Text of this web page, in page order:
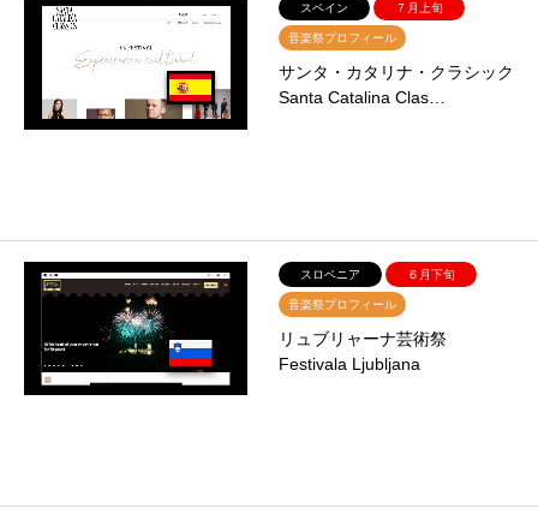
スペイン ７月上旬
音楽祭プロフィール
サンタ・カタリナ・クラシック
Santa Catalina Clas…
スロベニア ６月下旬
音楽祭プロフィール
リュブリャーナ芸術祭
Festivala Ljubljana